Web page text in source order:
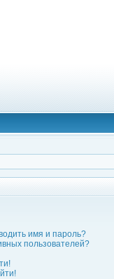
имя и пароль?
пользователей?